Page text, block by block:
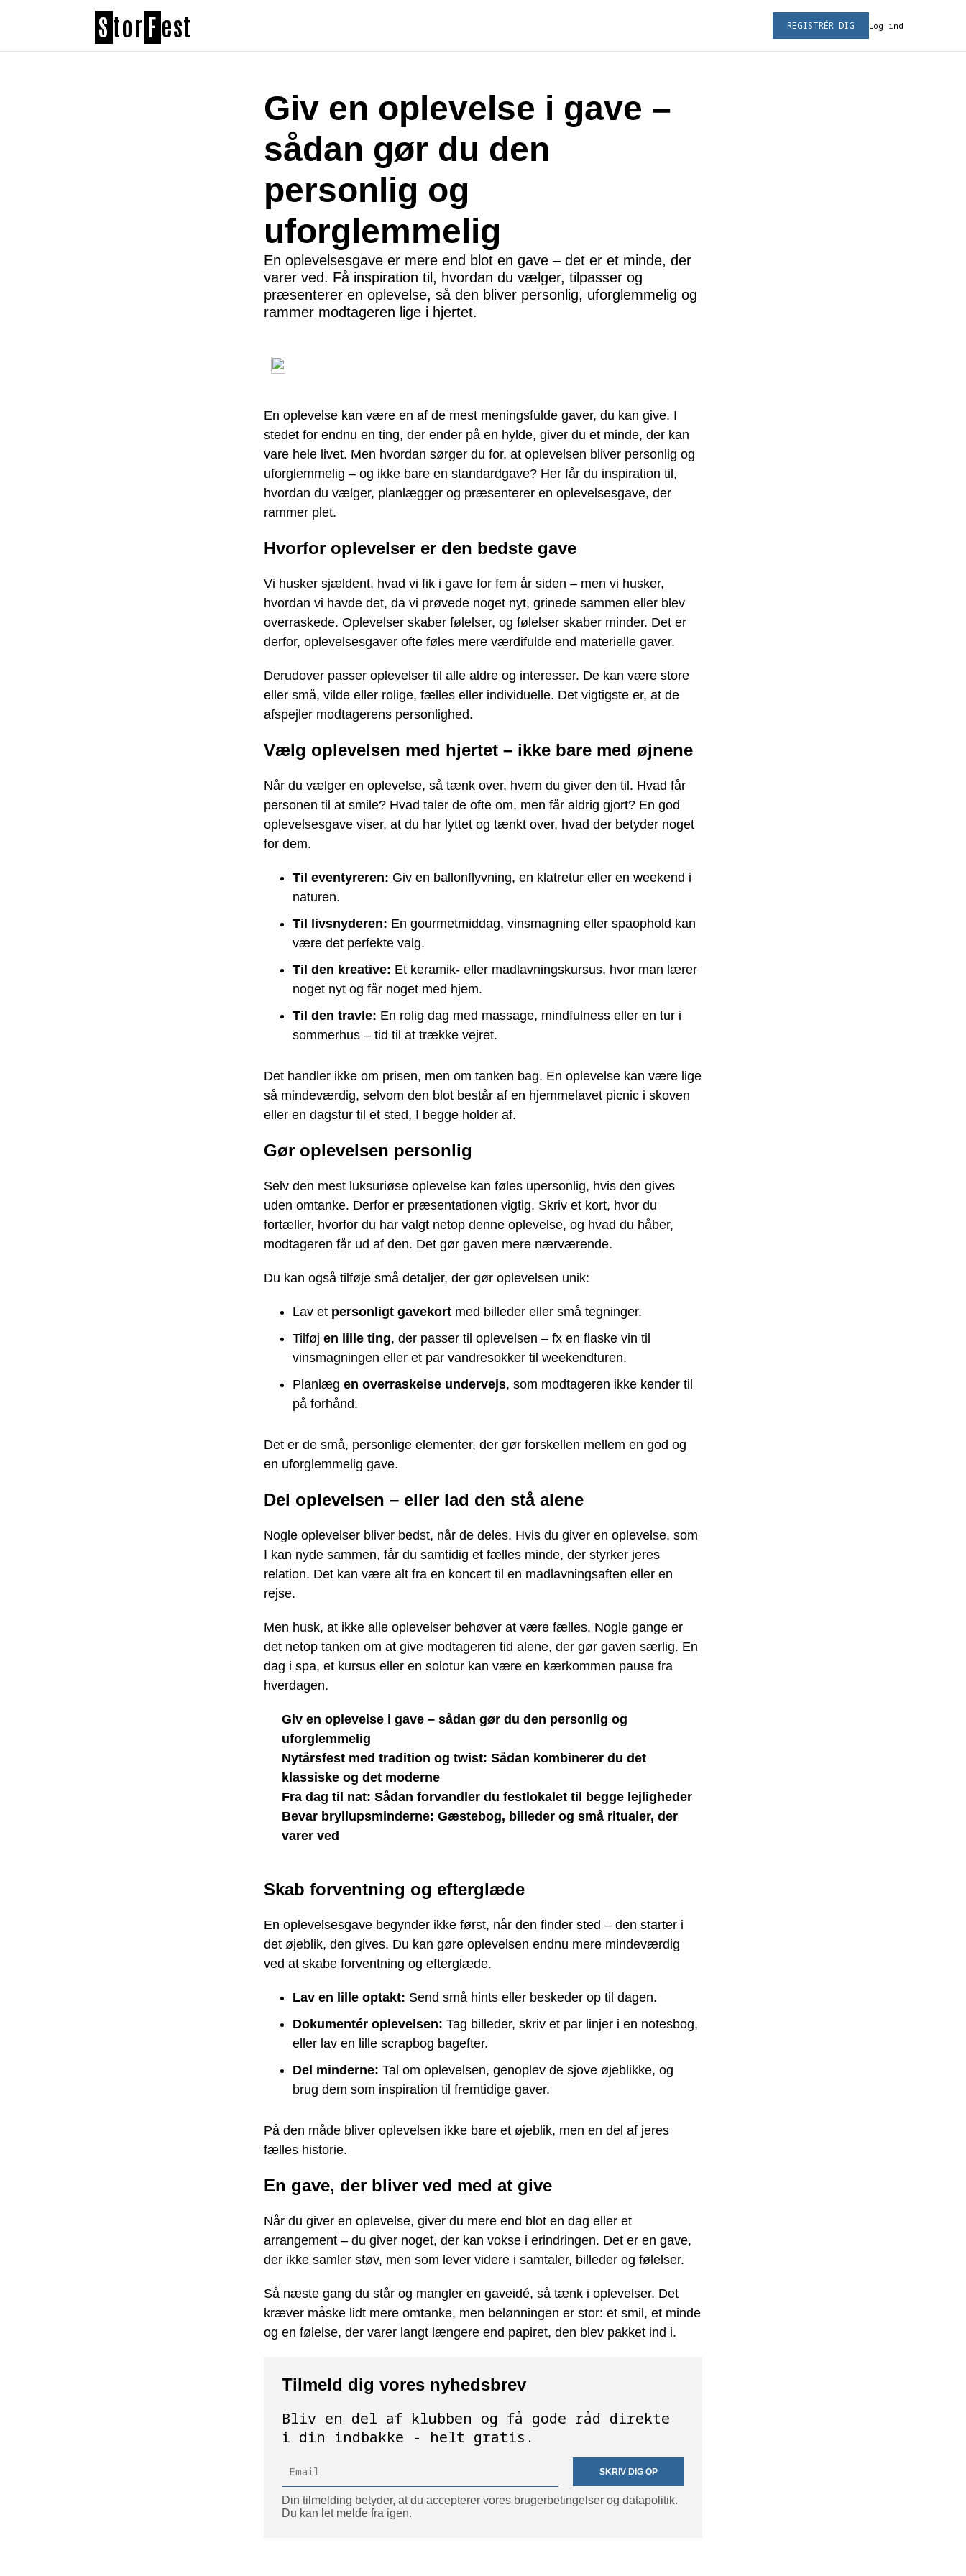
S tor F est Log ind
REGISTRÉR DIG
Giv en oplevelse i gave –
sådan gør du den
personlig og
uforglemmelig
En oplevelsesgave er mere end blot en gave – det er et minde, der
varer ved. Få inspiration til, hvordan du vælger, tilpasser og
præsenterer en oplevelse, så den bliver personlig, uforglemmelig og
rammer modtageren lige i hjertet.
En oplevelse kan være en af de mest meningsfulde gaver, du kan give. I
stedet for endnu en ting, der ender på en hylde, giver du et minde, der kan
vare hele livet. Men hvordan sørger du for, at oplevelsen bliver personlig og
uforglemmelig – og ikke bare en standardgave? Her får du inspiration til,
hvordan du vælger, planlægger og præsenterer en oplevelsesgave, der
rammer plet.
Hvorfor oplevelser er den bedste gave
Vi husker sjældent, hvad vi fik i gave for fem år siden – men vi husker,
hvordan vi havde det, da vi prøvede noget nyt, grinede sammen eller blev
overraskede. Oplevelser skaber følelser, og følelser skaber minder. Det er
derfor, oplevelsesgaver ofte føles mere værdifulde end materielle gaver.
Derudover passer oplevelser til alle aldre og interesser. De kan være store
eller små, vilde eller rolige, fælles eller individuelle. Det vigtigste er, at de
afspejler modtagerens personlighed.
Vælg oplevelsen med hjertet – ikke bare med øjnene
Når du vælger en oplevelse, så tænk over, hvem du giver den til. Hvad får
personen til at smile? Hvad taler de ofte om, men får aldrig gjort? En god
oplevelsesgave viser, at du har lyttet og tænkt over, hvad der betyder noget
for dem.
Til eventyreren: Giv en ballonflyvning, en klatretur eller en weekend i
naturen.
Til livsnyderen: En gourmetmiddag, vinsmagning eller spaophold kan
være det perfekte valg.
Til den kreative: Et keramik- eller madlavningskursus, hvor man lærer
noget nyt og får noget med hjem.
Til den travle: En rolig dag med massage, mindfulness eller en tur i
sommerhus – tid til at trække vejret.
Det handler ikke om prisen, men om tanken bag. En oplevelse kan være lige
så mindeværdig, selvom den blot består af en hjemmelavet picnic i skoven
eller en dagstur til et sted, I begge holder af.
Gør oplevelsen personlig
Selv den mest luksuriøse oplevelse kan føles upersonlig, hvis den gives
uden omtanke. Derfor er præsentationen vigtig. Skriv et kort, hvor du
fortæller, hvorfor du har valgt netop denne oplevelse, og hvad du håber,
modtageren får ud af den. Det gør gaven mere nærværende.
Du kan også tilføje små detaljer, der gør oplevelsen unik:
Lav et personligt gavekort med billeder eller små tegninger.
Tilføj en lille ting, der passer til oplevelsen – fx en flaske vin til
vinsmagningen eller et par vandresokker til weekendturen.
Planlæg en overraskelse undervejs, som modtageren ikke kender til
på forhånd.
Det er de små, personlige elementer, der gør forskellen mellem en god og
en uforglemmelig gave.
Del oplevelsen – eller lad den stå alene
Nogle oplevelser bliver bedst, når de deles. Hvis du giver en oplevelse, som
I kan nyde sammen, får du samtidig et fælles minde, der styrker jeres
relation. Det kan være alt fra en koncert til en madlavningsaften eller en
rejse.
Men husk, at ikke alle oplevelser behøver at være fælles. Nogle gange er
det netop tanken om at give modtageren tid alene, der gør gaven særlig. En
dag i spa, et kursus eller en solotur kan være en kærkommen pause fra
hverdagen.
Giv en oplevelse i gave – sådan gør du den personlig og
uforglemmelig
Nytårsfest med tradition og twist: Sådan kombinerer du det
klassiske og det moderne
Fra dag til nat: Sådan forvandler du festlokalet til begge lejligheder
Bevar bryllupsminderne: Gæstebog, billeder og små ritualer, der
varer ved
Skab forventning og efterglæde
En oplevelsesgave begynder ikke først, når den finder sted – den starter i
det øjeblik, den gives. Du kan gøre oplevelsen endnu mere mindeværdig
ved at skabe forventning og efterglæde.
Lav en lille optakt: Send små hints eller beskeder op til dagen.
Dokumentér oplevelsen: Tag billeder, skriv et par linjer i en notesbog,
eller lav en lille scrapbog bagefter.
Del minderne: Tal om oplevelsen, genoplev de sjove øjeblikke, og
brug dem som inspiration til fremtidige gaver.
På den måde bliver oplevelsen ikke bare et øjeblik, men en del af jeres
fælles historie.
En gave, der bliver ved med at give
Når du giver en oplevelse, giver du mere end blot en dag eller et
arrangement – du giver noget, der kan vokse i erindringen. Det er en gave,
der ikke samler støv, men som lever videre i samtaler, billeder og følelser.
Så næste gang du står og mangler en gaveidé, så tænk i oplevelser. Det
kræver måske lidt mere omtanke, men belønningen er stor: et smil, et minde
og en følelse, der varer langt længere end papiret, den blev pakket ind i.
Tilmeld dig vores nyhedsbrev
Bliv en del af klubben og få gode råd direkte
i din indbakke - helt gratis.
SKRIV DIG OP
Din tilmelding betyder, at du accepterer vores brugerbetingelser og datapolitik.
Du kan let melde fra igen.